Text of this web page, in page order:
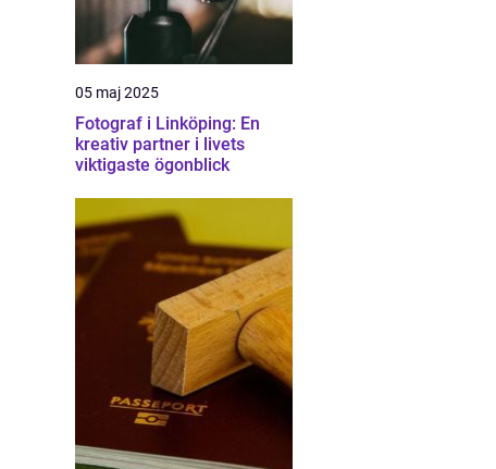
05 maj 2025
Fotograf i Linköping: En
kreativ partner i livets
viktigaste ögonblick